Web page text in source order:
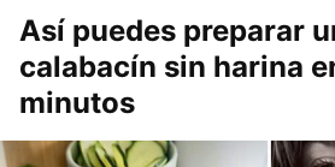
Así puedes preparar
calabacín sin harina
minutos